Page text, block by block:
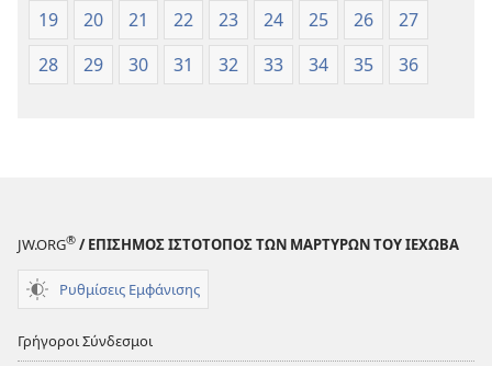
19
20 21 22 23 24 25 26
27
28
29 30 31 32 33 34 35 36
JW.ORG® / ΕΠΙΣΗΜΟΣ ΙΣΤΟΤΟΠΟΣ ΤΩΝ ΜΑΡΤΥΡΩΝ ΤΟΥ ΙΕΧΩΒΑ
Ρυθμίσεις Εμφάνισης
Γρήγοροι Σύνδεσμοι